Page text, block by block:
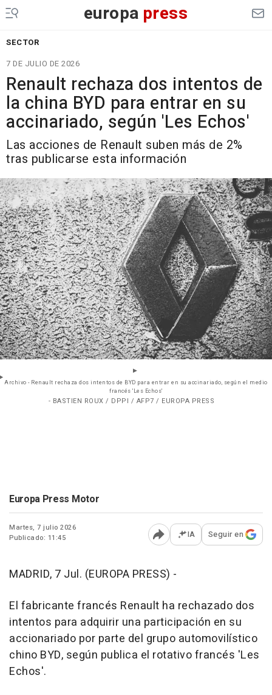
europa press
SECTOR
7 DE JULIO DE 2026
Renault rechaza dos intentos de
la china BYD para entrar en su
accinariado, según 'Les Echos'
Las acciones de Renault suben más de 2%
tras publicarse esta información
Archivo - Renault rechaza dos intentos de BYD para entrar en su accinariado, según el medio
francés 'Les Echos'
- BASTIEN ROUX / DPPI / AFP7 / EUROPA PRESS
Europa Press Motor
Martes, 7 julio 2026
Publicado: 11:45
Abrir opciones para
IA Seguir en
MADRID, 7 Jul. (EUROPA PRESS) -
El fabricante francés Renault ha rechazado dos
intentos para adquirir una participación en su
accionariado por parte del grupo automovilístico
chino BYD, según publica el rotativo francés 'Les
Echos'.